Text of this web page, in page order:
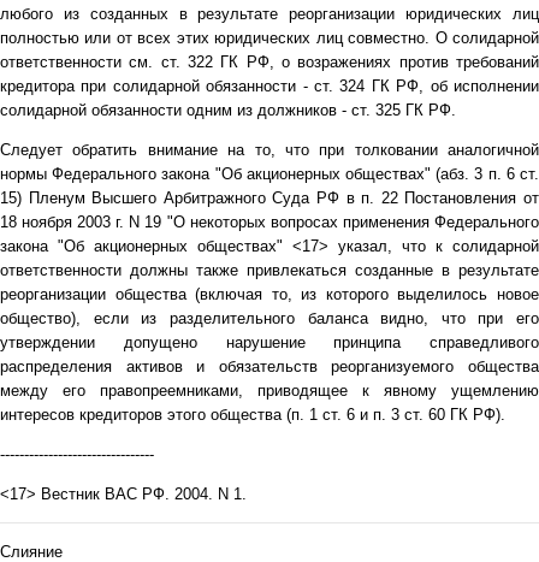
любого из созданных в результате реорганизации юридических лиц
полностью или от всех этих юридических лиц совместно. О солидарной
ответственности см. ст. 322 ГК РФ, о возражениях против требований
кредитора при солидарной обязанности - ст. 324 ГК РФ, об исполнении
солидарной обязанности одним из должников - ст. 325 ГК РФ.
Следует обратить внимание на то, что при толковании аналогичной
нормы Федерального закона "Об акционерных обществах" (абз. 3 п. 6 ст.
15) Пленум Высшего Арбитражного Суда РФ в п. 22 Постановления от
18 ноября 2003 г. N 19 "О некоторых вопросах применения Федерального
закона "Об акционерных обществах" <17> указал, что к солидарной
ответственности должны также привлекаться созданные в результате
реорганизации общества (включая то, из которого выделилось новое
общество), если из разделительного баланса видно, что при его
утверждении допущено нарушение принципа справедливого
распределения активов и обязательств реорганизуемого общества
между его правопреемниками, приводящее к явному ущемлению
интересов кредиторов этого общества (п. 1 ст. 6 и п. 3 ст. 60 ГК РФ).
--------------------------------
<17> Вестник ВАС РФ. 2004. N 1.
Слияние